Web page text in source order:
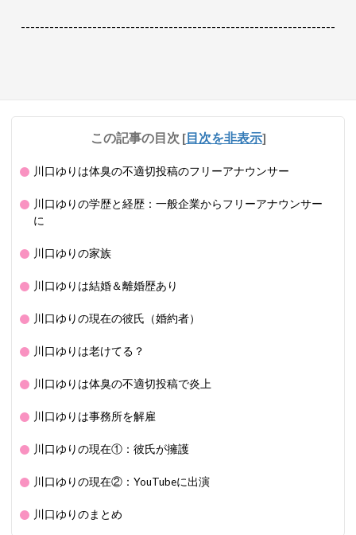
------------------------------------------------------------------
この記事の目次 [目次を非表示]
川口ゆりは体臭の不適切投稿のフリーアナウンサー
川口ゆりの学歴と経歴：一般企業からフリーアナウンサー
に
川口ゆりの家族
川口ゆりは結婚＆離婚歴あり
川口ゆりの現在の彼氏（婚約者）
川口ゆりは老けてる？
川口ゆりは体臭の不適切投稿で炎上
川口ゆりは事務所を解雇
川口ゆりの現在①：彼氏が擁護
川口ゆりの現在②：YouTubeに出演
川口ゆりのまとめ